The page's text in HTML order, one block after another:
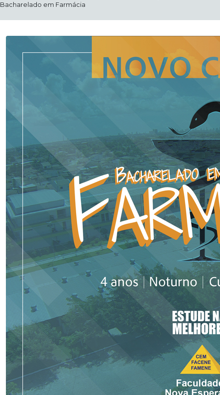
Bacharelado em Farmácia